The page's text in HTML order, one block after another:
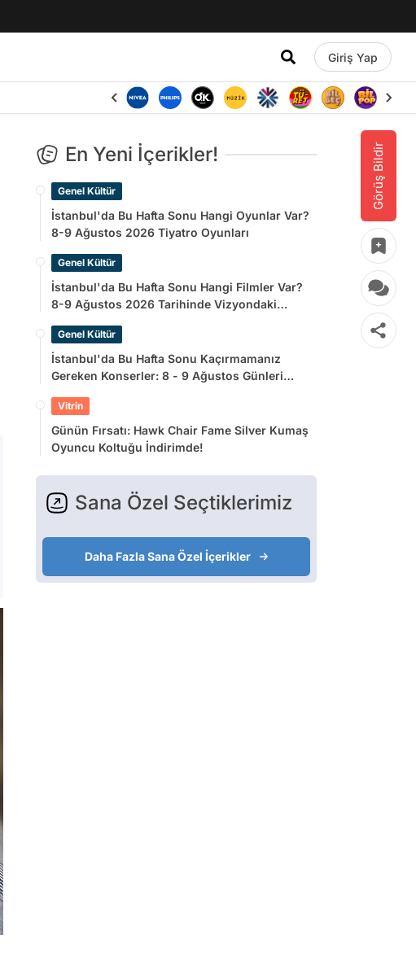
Giriş Yap
Görüş Bildir
En Yeni İçerikler!
Genel Kültür
İstanbul'da Bu Hafta Sonu Hangi Oyunlar Var?
8-9 Ağustos 2026 Tiyatro Oyunları
Genel Kültür
İstanbul'da Bu Hafta Sonu Hangi Filmler Var?
8-9 Ağustos 2026 Tarihinde Vizyondaki
Genel Kültür
İstanbul'da Bu Hafta Sonu Kaçırmamanız
Gereken Konserler: 8 - 9 Ağustos Günleri
Vitrin
Günün Fırsatı: Hawk Chair Fame Silver Kumaş
Oyuncu Koltuğu İndirimde!
Sana Özel Seçtiklerimiz
Daha Fazla Sana Özel İçerikler